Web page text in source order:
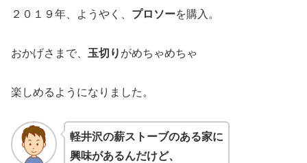
２０１９年、ようやく、 プロソーを購入。
おかげさまで、 玉切り がめちゃめちゃ
楽しめるようになりました。
軽井沢の薪ストーブのある家に
興味があるんだけど、